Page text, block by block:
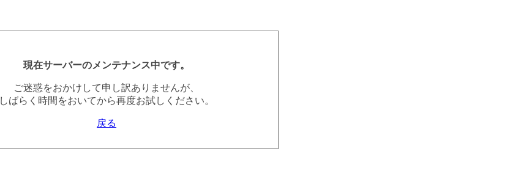
現在サーバーのメンテナンス中です。
ご迷惑をおかけして申し訳ありませんが、
しばらく時間をおいてから再度お試しください。
戻る